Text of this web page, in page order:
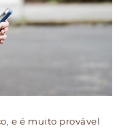
e é muito provável